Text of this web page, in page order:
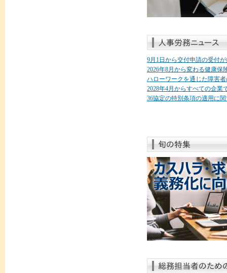
9月1日から交付申請の受付
2026年8月から変わる健康保
ハローワークを通じた障害
2028年4月からすべての企業
36協定の特別条項の適用に